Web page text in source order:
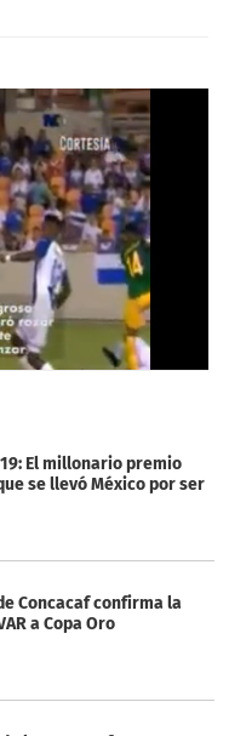
El millonario premio
se llevó México por ser
Concacaf confirma la
a Copa Oro